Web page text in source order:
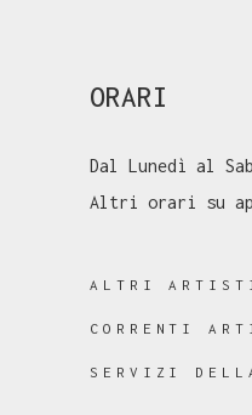
ORARI
Dal Lunedì al
Altri orari su
ALTRI
CORRENTI
SERVIZI